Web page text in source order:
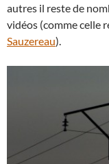
autres il reste de
vidéos (comme celle
Sauzereau).